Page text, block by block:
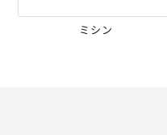
ミシン